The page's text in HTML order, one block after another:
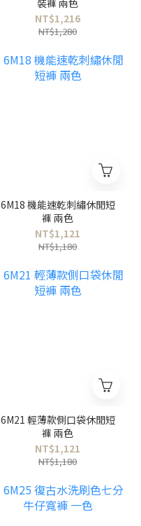
裝褲 兩色
NT$1,216
NT$1,280
6M18 機能速乾刺繡休閒短
褲 兩色
NT$1,121
NT$1,180
6M21 輕薄款側口袋休閒短
褲 兩色
NT$1,121
NT$1,180